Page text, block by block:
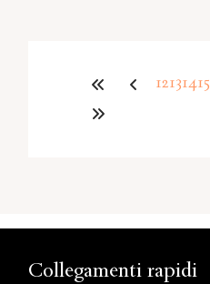
12131415
Collegamenti rapidi